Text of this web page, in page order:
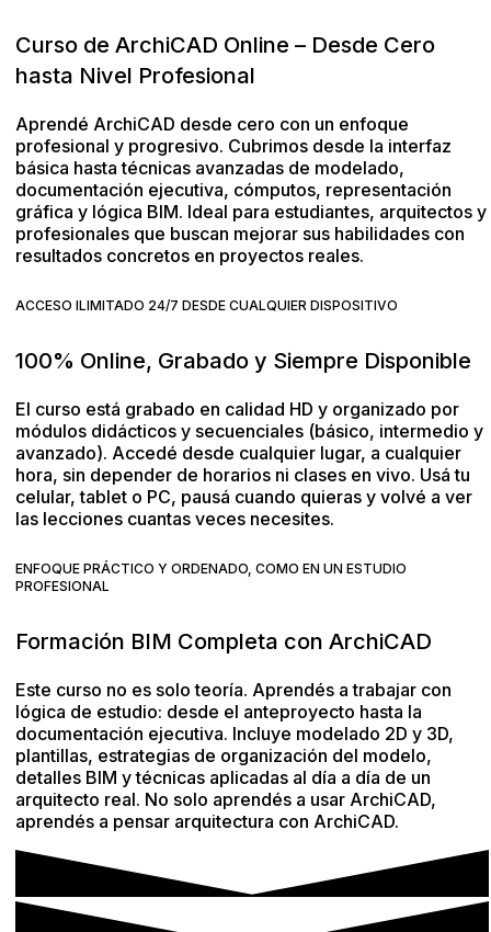
Curso de ArchiCAD Online – Desde Cero
hasta Nivel Profesional
Aprendé ArchiCAD desde cero con un enfoque
profesional y progresivo. Cubrimos desde la interfaz
básica hasta técnicas avanzadas de modelado,
documentación ejecutiva, cómputos, representación
gráfica y lógica BIM. Ideal para estudiantes, arquitectos y
profesionales que buscan mejorar sus habilidades con
resultados concretos en proyectos reales.
ACCESO ILIMITADO 24/7 DESDE CUALQUIER DISPOSITIVO
100% Online, Grabado y Siempre Disponible
El curso está grabado en calidad HD y organizado por
módulos didácticos y secuenciales (básico, intermedio y
avanzado). Accedé desde cualquier lugar, a cualquier
hora, sin depender de horarios ni clases en vivo. Usá tu
celular, tablet o PC, pausá cuando quieras y volvé a ver
las lecciones cuantas veces necesites.
ENFOQUE PRÁCTICO Y ORDENADO, COMO EN UN ESTUDIO
PROFESIONAL
Formación BIM Completa con ArchiCAD
Este curso no es solo teoría. Aprendés a trabajar con
lógica de estudio: desde el anteproyecto hasta la
documentación ejecutiva. Incluye modelado 2D y 3D,
plantillas, estrategias de organización del modelo,
detalles BIM y técnicas aplicadas al día a día de un
arquitecto real. No solo aprendés a usar ArchiCAD,
aprendés a pensar arquitectura con ArchiCAD.